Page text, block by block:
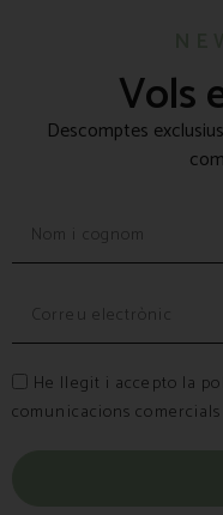
Vols
Descomptes
He llegit i accepto la
comunicacions